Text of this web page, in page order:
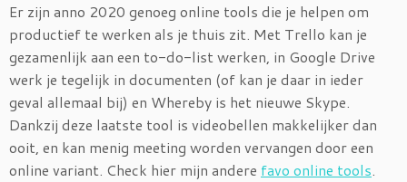
Er zijn anno 2020 genoeg online tools die je helpen om
productief te werken als je thuis zit. Met Trello kan je
gezamenlijk aan een to-do-list werken, in Google Drive
werk je tegelijk in documenten (of kan je daar in ieder
geval allemaal bij) en Whereby is het nieuwe Skype.
Dankzij deze laatste tool is videobellen makkelijker dan
ooit, en kan menig meeting worden vervangen door een
online variant. Check hier mijn andere favo online tools.